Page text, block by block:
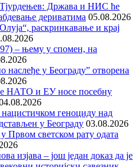
Држава и НИС ће
дериватима 05.08.2026
раскринкавање и крај
– њему у спомен, на
наслеђе у Београду” отворена
НАТО и ЕУ носе посебну
геноциду над
у Београду 03.08.2026
Првом светском рату одата
изјава – још један доказ да је